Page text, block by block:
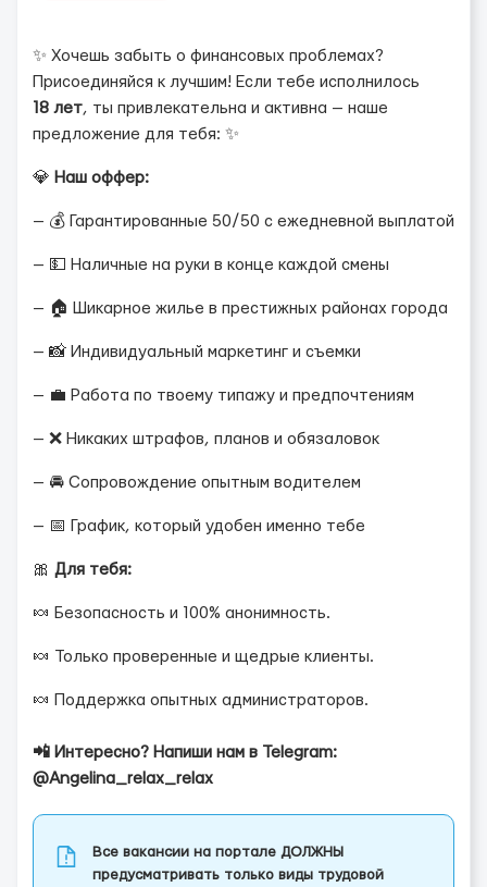
✨ Хочешь забыть о финансовых проблемах?
Присоединяйся к лучшим! Если тебе исполнилось
18 лет, ты привлекательна и активна — наше
предложение для тебя: ✨
💎 Наш оффер:
— 💰 Гарантированные 50/50 с ежедневной выплатой
— 💵 Наличные на руки в конце каждой смены
— 🏠 Шикарное жилье в престижных районах города
— 📸 Индивидуальный маркетинг и съемки
— 💼 Работа по твоему типажу и предпочтениям
— ❌ Никаких штрафов, планов и обязаловок
— 🚘 Сопровождение опытным водителем
— 📅 График, который удобен именно тебе
🎀 Для тебя:
🍬 Безопасность и 100% анонимность.
🍬 Только проверенные и щедрые клиенты.
🍬 Поддержка опытных администраторов.
📲 Интересно? Напиши нам в Telegram:
@Angelina_relax_relax
Все вакансии на портале ДОЛЖНЫ
предусматривать только виды трудовой